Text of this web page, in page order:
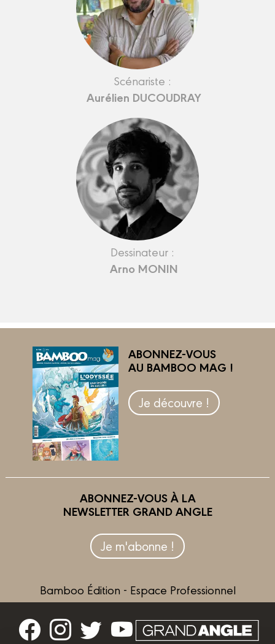
Scénariste :
Aurélien DUCOUDRAY
Dessinateur :
Arno MONIN
ABONNEZ-VOUS
AU BAMBOO MAG !
Je découvre !
ABONNEZ-VOUS À LA
NEWSLETTER GRAND ANGLE
Je m'abonne !
Bamboo Édition - Espace Professionnel